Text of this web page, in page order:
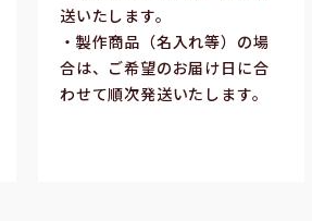
送いたします。
・製作商品（名⼊れ等）の場
合は、ご希望のお届け⽇に合
わせて順次発送いたします。